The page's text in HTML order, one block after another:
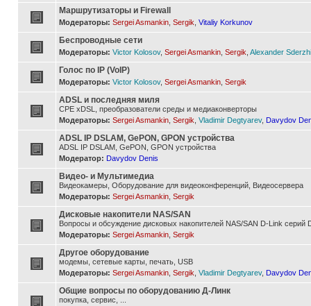
Маршрутизаторы и Firewall
Модераторы: Sergei Asmankin Sergik Vitaliy Korkunov
Беспроводные сети
Модераторы: Victor Kolosov, Sergei Asmankin Sergik Alexander
Голос по IP (VoIP)
Модераторы: Victor Kolosov, Sergei Asmankin Sergik
ADSL и последняя миля
CPE xDSL, преобразователи среды и медиаконверторы
Модераторы: Sergei Asmankin Sergik Vladimir Degtyarev, Davydov
ADSL IP DSLAM, GePON, GPON устройства
ADSL IP DSLAM, GePON, GPON устройства
Модератор: Davydov Denis
Видео- и Мультимедиа
Видеокамеры, Оборудование для видеоконференций, Видеосервера
Модераторы: Sergei Asmankin Sergik
Дисковые накопители NAS/SAN
Вопросы и обсуждение дисковых накопителей NAS/SAN D-Link серий
Модераторы: Sergei Asmankin Sergik
Другое оборудование
модемы, сетевые карты, печать, USB
Модераторы: Sergei Asmankin Sergik Vladimir Degtyarev, Davydov
Общие вопросы по оборудованию Д-Линк
покупка, сервис, ...